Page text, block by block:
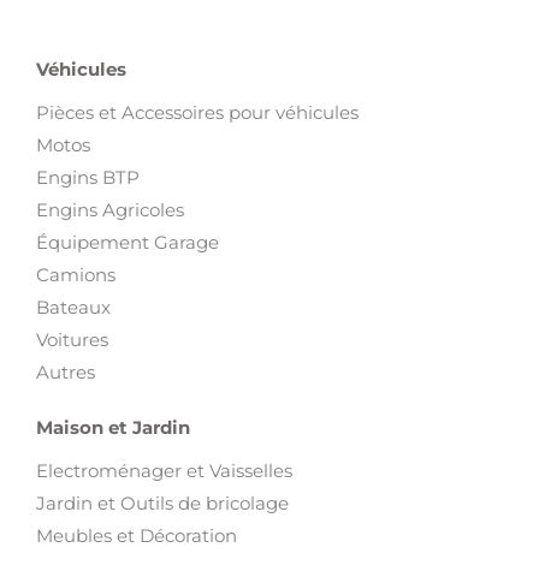
Véhicules
Pièces et Accessoires pour véhicules
Motos
Engins BTP
Engins Agricoles
Équipement Garage
Camions
Bateaux
Voitures
Autres
Maison et Jardin
Electroménager et Vaisselles
Jardin et Outils de bricolage
Meubles et Décoration